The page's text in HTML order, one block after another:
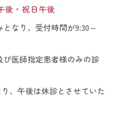
後・祝日午後
なり、受付時間が9:30～
び医師指定患者様のみの診
、午後は休診とさせていた